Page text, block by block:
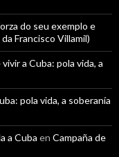
do seu exemplo e
Francisco Villamil)
a Cuba: pola vida, a
pola vida, a soberanía
a Cuba en Campaña de